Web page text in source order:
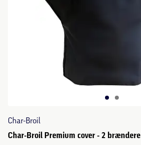
Char-Broil
Char-Broil Premium cover - 2 brændere